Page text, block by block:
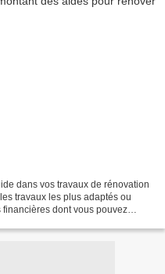
dans vos travaux de rénovation
travaux les plus adaptés ou
dont vous pouvez